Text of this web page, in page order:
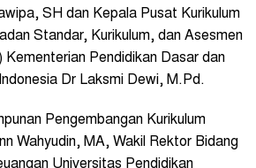
SH dan Kepala Pusat Kurikulum
Standar, Kurikulum, dan Asesmen
Kementerian Pendidikan Dasar dan
Dr Laksmi Dewi, M.Pd.
Pengembangan Kurikulum
Wahyudin, MA, Wakil Rektor Bidang
Universitas Pendidikan